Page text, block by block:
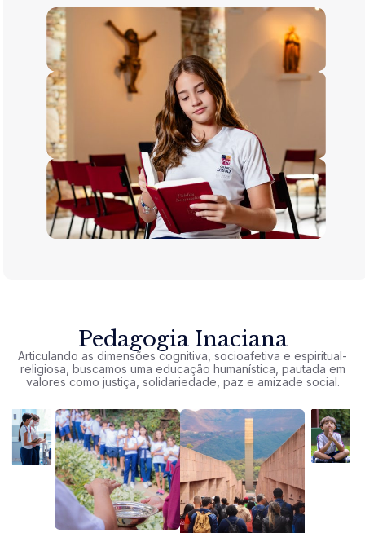
Pedagogia Inaciana
Articulando as dimensões cognitiva, socioafetiva e espiritual-
religiosa, buscamos uma educação humanística, pautada em
valores como justiça, solidariedade, paz e amizade social.